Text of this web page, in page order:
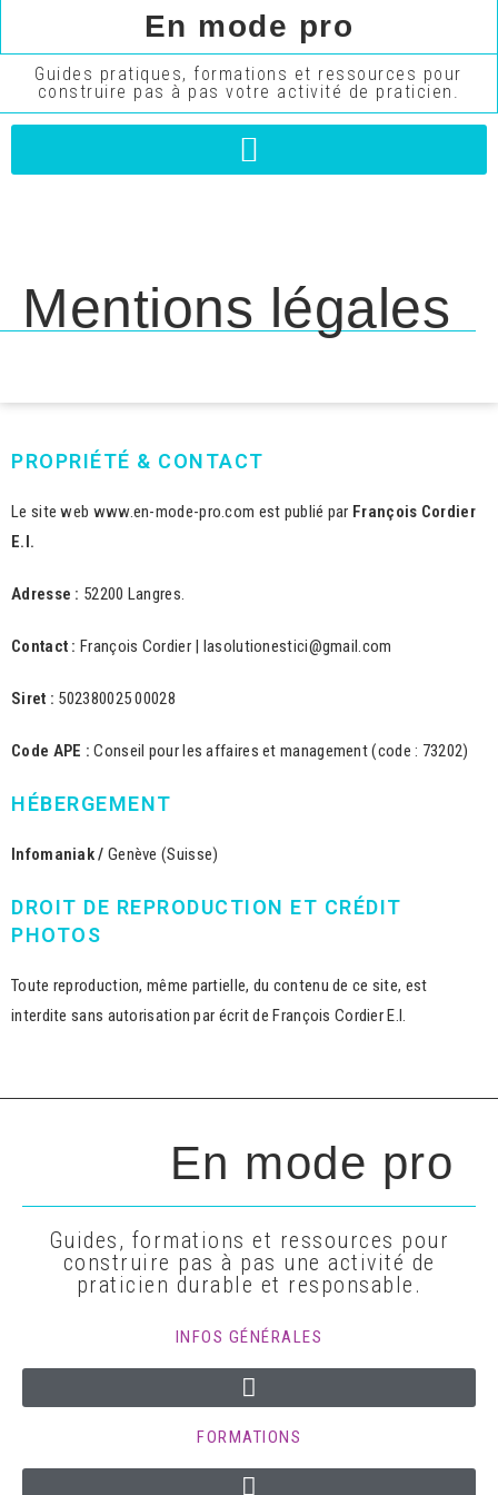
En mode pro
Guides pratiques, formations et ressources pour
construire pas à pas votre activité de praticien.
Mentions légales
PROPRIÉTÉ & CONTACT
Le site web www.en-mode-pro.com est publié par François Cordier
E.I.
Adresse : 52200 Langres.
Contact : François Cordier | lasolutionestici@gmail.com
Siret : 502380025 00028
Code APE : Conseil pour les affaires et management (code : 73202)
HÉBERGEMENT
Infomaniak / Genève (Suisse)
DROIT DE REPRODUCTION ET CRÉDIT
PHOTOS
Toute reproduction, même partielle, du contenu de ce site, est
interdite sans autorisation par écrit de François Cordier E.I.
En mode pro
Guides, formations et ressources pour
construire pas à pas une activité de
praticien durable et responsable.
INFOS GÉNÉRALES
FORMATIONS